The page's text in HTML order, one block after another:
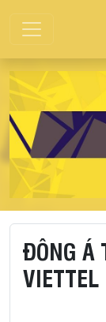
ĐÔNG Á
VIETTEL